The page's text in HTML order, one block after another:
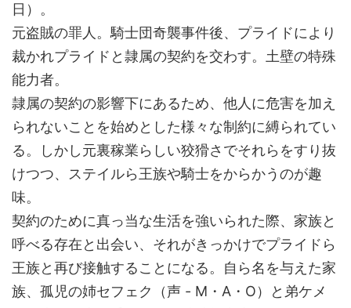
日）。
元盗賊の罪人。騎士団奇襲事件後、プライドにより
裁かれプライドと隷属の契約を交わす。土壁の特殊
能力者。
隷属の契約の影響下にあるため、他人に危害を加え
られないことを始めとした様々な制約に縛られてい
る。しかし元裏稼業らしい狡猾さでそれらをすり抜
けつつ、ステイルら王族や騎士をからかうのが趣
味。
契約のために真っ当な生活を強いられた際、家族と
呼べる存在と出会い、それがきっかけでプライドら
王族と再び接触することになる。自ら名を与えた家
族、孤児の姉セフェク（声 - M・A・O）と弟ケメ